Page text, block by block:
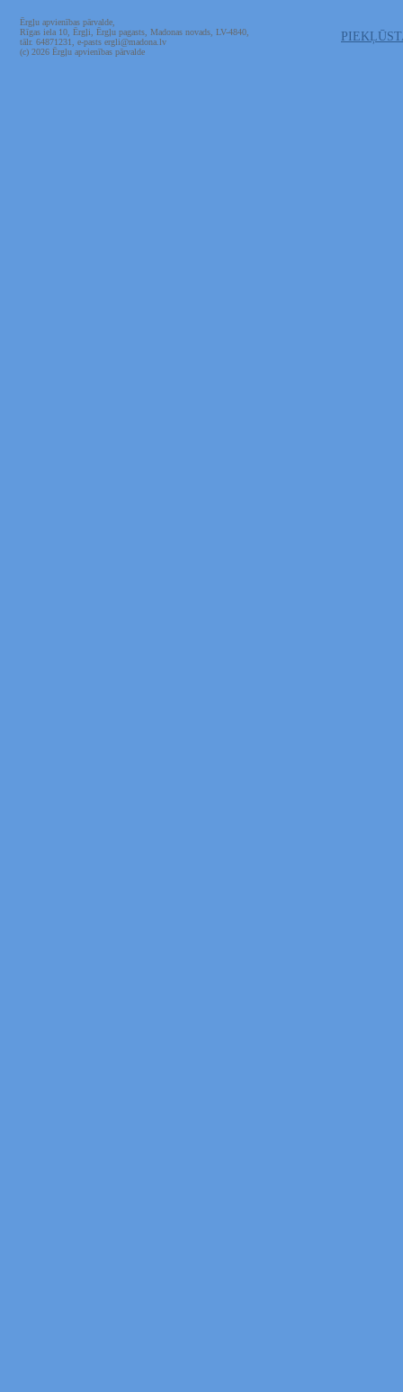
Ērgļu apvienības pārvalde,
Rīgas iela 10, Ērgļi, Ērgļu pagasts, Madonas novads, LV-4840,
tālr. 64871231, e-pasts ergli@madona.lv
(c) 2026 Ērgļu apvienības pārvalde